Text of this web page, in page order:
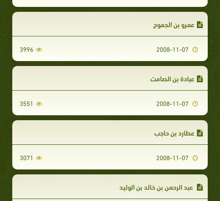
عمرو بن الجموح
3996
عبادة بن الصامت
3551
عطارد بن حاجب
3071
عبد الرحمن بن خالد بن الوليد